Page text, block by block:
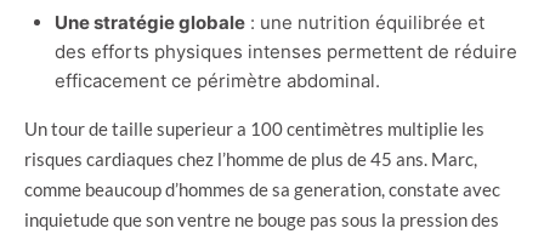
Une stratégie globale : une nutrition équilibrée et
des efforts physiques intenses permettent de réduire
efficacement ce périmètre abdominal.
Un tour de taille superieur a 100 centimètres multiplie les
risques cardiaques chez l’homme de plus de 45 ans. Marc,
comme beaucoup d’hommes de sa generation, constate avec
inquietude que son ventre ne bouge pas sous la pression des